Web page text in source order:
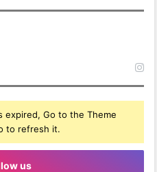
expired, Go to the Theme
to refresh it.
us